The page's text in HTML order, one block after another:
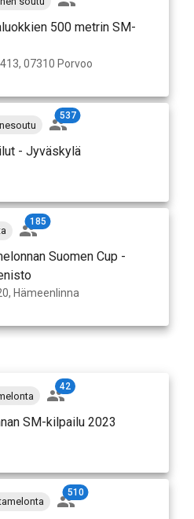
500 metrin SM-
07310 Porvoo
537
- Jyväskylä
185
Suomen Cup -
Hämeenlinna
42
SM-kilpailu 2023
510